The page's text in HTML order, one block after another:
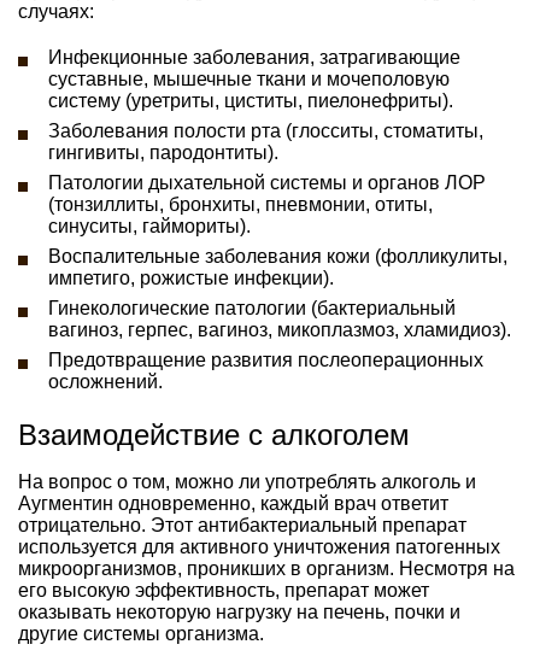
случаях:
Инфекционные заболевания, затрагивающие
суставные, мышечные ткани и мочеполовую
систему (уретриты, циститы, пиелонефриты).
Заболевания полости рта (глосситы, стоматиты,
гингивиты, пародонтиты).
Патологии дыхательной системы и органов ЛОР
(тонзиллиты, бронхиты, пневмонии, отиты,
синуситы, гаймориты).
Воспалительные заболевания кожи (фолликулиты,
импетиго, рожистые инфекции).
Гинекологические патологии (бактериальный
вагиноз, герпес, вагиноз, микоплазмоз, хламидиоз).
Предотвращение развития послеоперационных
осложнений.
Взаимодействие с алкоголем
На вопрос о том, можно ли употреблять алкоголь и
Аугментин одновременно, каждый врач ответит
отрицательно. Этот антибактериальный препарат
используется для активного уничтожения патогенных
микроорганизмов, проникших в организм. Несмотря на
его высокую эффективность, препарат может
оказывать некоторую нагрузку на печень, почки и
другие системы организма.